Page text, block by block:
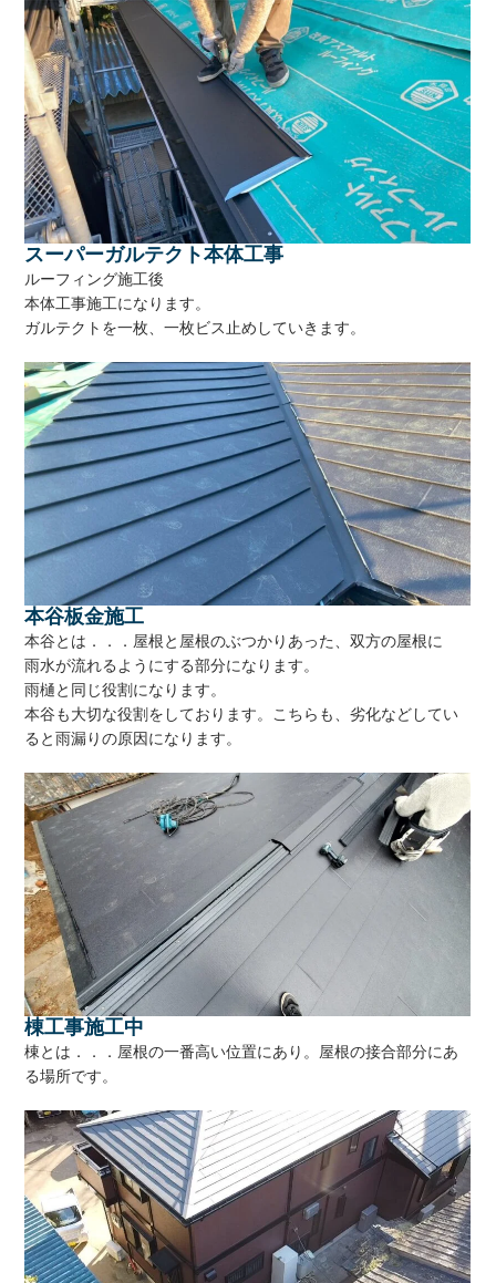
スーパーガルテクト本体工事
ルーフィング施工後
本体工事施工になります。
ガルテクトを一枚、一枚ビス止めしていきます。
本谷板金施工
本谷とは．．．屋根と屋根のぶつかりあった、双方の屋根に
雨水が流れるようにする部分になります。
雨樋と同じ役割になります。
本谷も大切な役割をしております。こちらも、劣化などしてい
ると雨漏りの原因になります。
棟工事施工中
棟とは．．．屋根の一番高い位置にあり。屋根の接合部分にあ
る場所です。